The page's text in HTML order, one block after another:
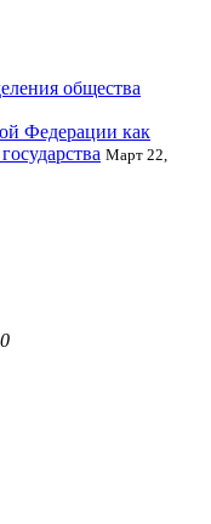
общества
Федерации как
Март 22,